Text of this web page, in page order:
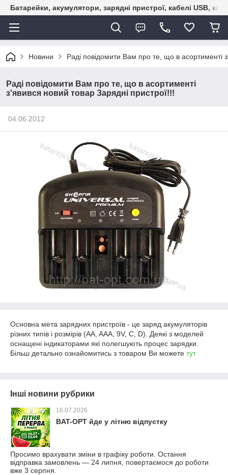
Батарейки, акумулятори, зарядні пристрої, кабелі USB,
Новини Раді повідомити Вам про те, що в асортименті
Раді повідомити Вам про те, що в асортименті
з'явився новий товар Зарядні пристрої!!!
04.06.2012
Основна мета зарядних пристроїв - це заряд акумуляторів
різних типів і розмірів (AA, AAA, 9V, C, D). Деякі з моделей
оснащені індикаторами які полегшують процес зарядки.
Більш детально ознайомитись з товаром Ви можете тут
Інші новини рубрики
16.07.2026
BAT-OPT йде у літню відпустку
Просимо врахувати зміни в графіку роботи. Остання
відправка замовлень — 24 липня, повертаємося до роботи
вже 3 серпня.